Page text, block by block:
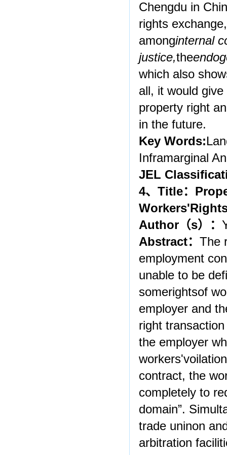
Chengdu in
rights
amonginternal
justice,the
which also
all, it would
property right
in the future.
Key Words:
Inframarginal
JEL
4、 Title： P
Workers'
Author （s）：
Abstract： The
employment
unable to be
somerightsof
employer and
right
the employer
contract, the
completely to
domain”.
trade uninon
arbitration